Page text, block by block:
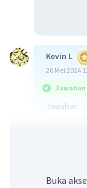
Kevin L
26 Mei 2024
Jawaban
Teks
Buka